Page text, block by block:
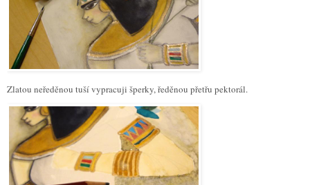
Zlatou neředěnou tuší vypracuji šperky, ředěnou přetřu pektorál.